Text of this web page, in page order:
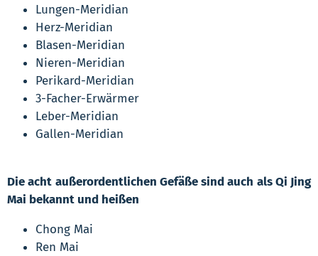
Lungen-Meridian
Herz-Meridian
Blasen-Meridian
Nieren-Meridian
Perikard-Meridian
3-Facher-Erwärmer
Leber-Meridian
Gallen-Meridian
Die acht außerordentlichen Gefäße sind auch als Qi Jing
Mai bekannt und heißen
Chong Mai
Ren Mai